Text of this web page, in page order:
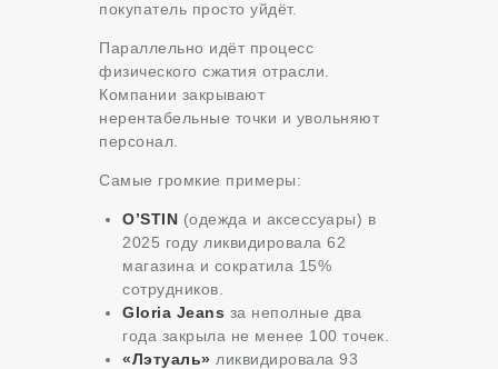
покупатель просто уйдёт.
Параллельно идёт процесс
физического сжатия отрасли.
Компании закрывают
нерентабельные точки и увольняют
персонал.
Самые громкие примеры:
O’STIN (одежда и аксессуары) в
2025 году ликвидировала 62
магазина и сократила 15%
сотрудников.
Gloria Jeans за неполные два
года закрыла не менее 100 точек.
«Лэтуаль» ликвидировала 93